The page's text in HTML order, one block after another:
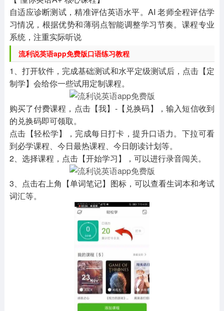
自适应诊断测试，精准评估英语水平。AI 老师全程评估学
习情况，根据优势和薄弱点智能调整学习节奏。课程专业
系统，注重实际听说
流利说英语app免费版口语练习教程
1、打开软件，完成基础测试和水平定级测试后，点击【定
制学】会给你一些试用定制课程。
购买了付费课程，点击【我】-【兑换码】，输入短信收到
的兑换码即可领取。
点击【轻松学】，完成每日打卡，提升口语力。下拉可看
到必学课程、今日最热课程、今日朗读计划等。
2、选择课程，点击【开始学习】，可以进行录音闯关。
3、点击右上角【单词笔记】图标，可以查看生词本和考试
词汇等。